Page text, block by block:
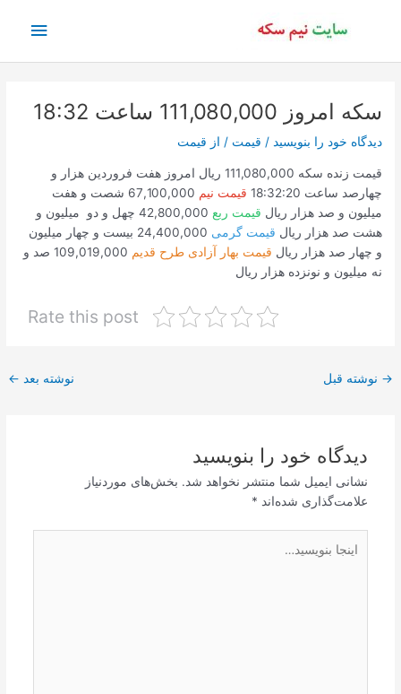
اصلی
سکه امروز 111,080,000 ساعت 18:32
دیدگاه‌ خود را بنویسید / قیمت / از قیمت
قیمت زنده سکه 111,080,000 ریال امروز هفت فروردین هزار و
چهارصد ساعت 18:32:20
قیمت نیم
67,100,000 شصت و هفت
میلیون و صد هزار ریال قیمت ربع
42,800,000 چهل و دو میلیون و
هشت صد هزار ریال قیمت گرمی
24,400,000 بیست و چهار میلیون
و چهار صد هزار ریال قیمت بهار آزادی طرح قدیم
109,019,000 صد و
نه میلیون و نونزده هزار ریال
Rate this post
پیمایش
→ نوشته قبل نوشته بعد ←
دیدگاه‌ خود را بنویسید
نشانی ایمیل شما منتشر نخواهد شد. بخش‌های موردنیاز
علامت‌گذاری شده‌اند *
بنویسید…